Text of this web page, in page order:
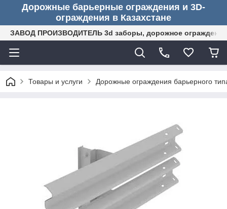
Дорожные барьерные ограждения и 3D-
ограждения в Казахстане
ЗАВОД ПРОИЗВОДИТЕЛЬ 3d заборы, дорожное ограждение
Товары и услуги Дорожные ограждения барьерного